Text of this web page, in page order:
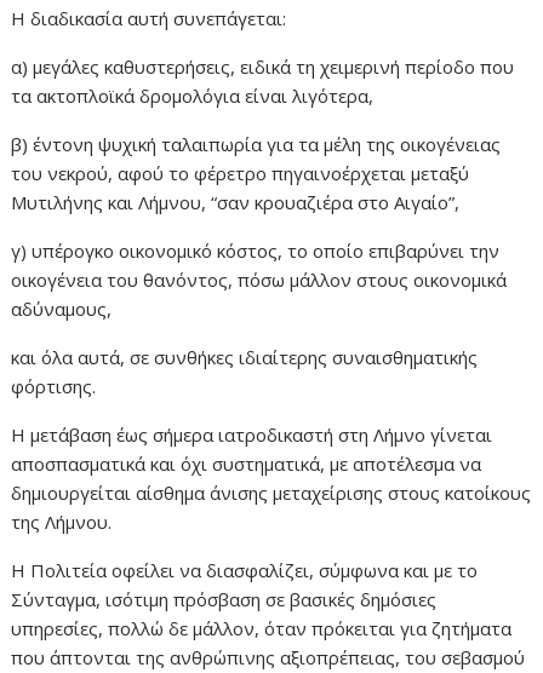
Η διαδικασία αυτή συνεπάγεται:
α) μεγάλες καθυστερήσεις, ειδικά τη χειμερινή περίοδο που
τα ακτοπλοϊκά δρομολόγια είναι λιγότερα,
β) έντονη ψυχική ταλαιπωρία για τα μέλη της οικογένειας
του νεκρού, αφού το φέρετρο πηγαινοέρχεται μεταξύ
Μυτιλήνης και Λήμνου, “σαν κρουαζιέρα στο Αιγαίο”,
γ) υπέρογκο οικονομικό κόστος, το οποίο επιβαρύνει την
οικογένεια του θανόντος, πόσω μάλλον στους οικονομικά
αδύναμους,
και όλα αυτά, σε συνθήκες ιδιαίτερης συναισθηματικής
φόρτισης.
Η μετάβαση έως σήμερα ιατροδικαστή στη Λήμνο γίνεται
αποσπασματικά και όχι συστηματικά, με αποτέλεσμα να
δημιουργείται αίσθημα άνισης μεταχείρισης στους κατοίκους
της Λήμνου.
Η Πολιτεία οφείλει να διασφαλίζει, σύμφωνα και με το
Σύνταγμα, ισότιμη πρόσβαση σε βασικές δημόσιες
υπηρεσίες, πολλώ δε μάλλον, όταν πρόκειται για ζητήματα
που άπτονται της ανθρώπινης αξιοπρέπειας, του σεβασμού